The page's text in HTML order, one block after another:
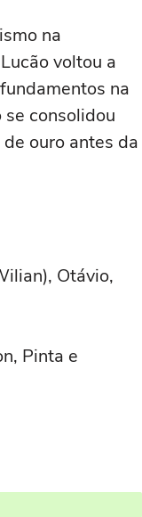
na
voltou a
na
consolidou
ouro antes da
Otávio,
Pinta e